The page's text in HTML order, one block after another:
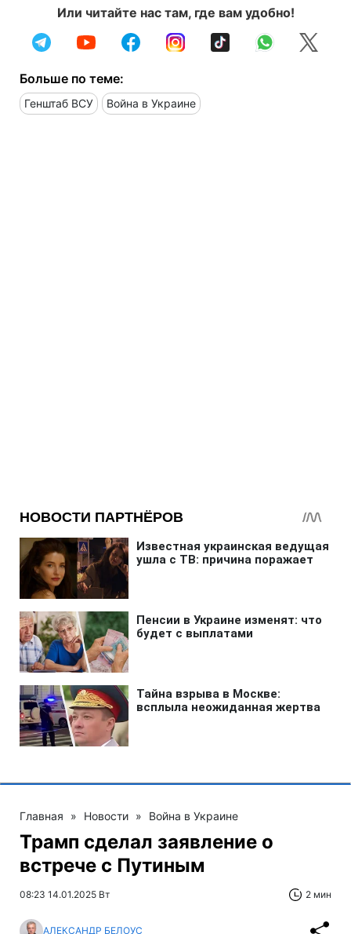
Или читайте нас там, где вам удобно!
Больше по теме:
Генштаб ВСУ Война в Украине
Главная » Новости » Война в Украине
Трамп сделал заявление о
встрече с Путиным
08:23 14.01.2025 Вт 2 мин
АЛЕКСАНДР БЕЛОУС